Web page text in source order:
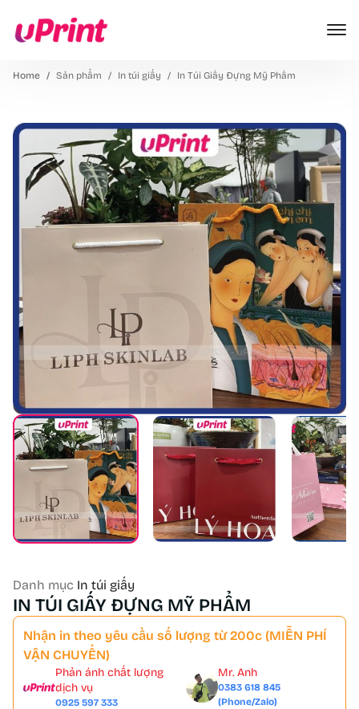
Home Sản phẩm In túi giấy In Túi Giấy Đựng Mỹ Phẩm
Danh mục In túi giấy
IN TÚI GIẤY ĐỰNG MỸ PHẨM
Nhận in theo yêu cầu số lượng từ 200c (MIỄN PHÍ
VẬN CHUYỂN)
Phản ánh chất lượng
dịch vụ
0925 597 333
Mr. Anh
0383 618 845
(Phone/Zalo)